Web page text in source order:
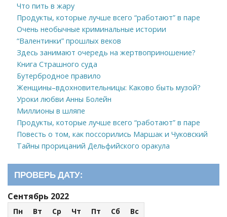
Что пить в жару
Продукты, которые лучше всего “работают” в паре
Очень необычные криминальные истории
“Валентинки” прошлых веков
Здесь занимают очередь на жертвоприношение?
Книга Страшного суда
Бутербродное правило
Женщины–вдохновительницы: Каково быть музой?
Уроки любви Анны Болейн
Миллионы в шляпе
Продукты, которые лучше всего “работают” в паре
Повесть о том, как поссорились Маршак и Чуковский
Тайны прорицаний Дельфийского оракула
ПРОВЕРЬ ДАТУ:
Сентябрь 2022
Пн Вт Ср Чт Пт Сб
Вс